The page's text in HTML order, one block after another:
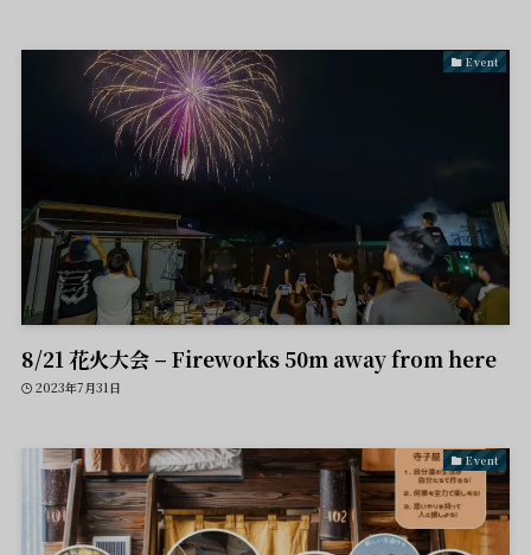
Event
8/21 花火大会 – Fireworks 50m away from here
2023年7月31日
Event